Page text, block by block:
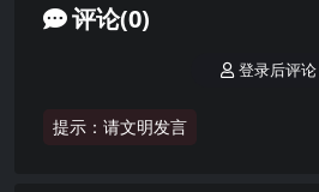
评论(0)
提示：请文明发言
登录后评论